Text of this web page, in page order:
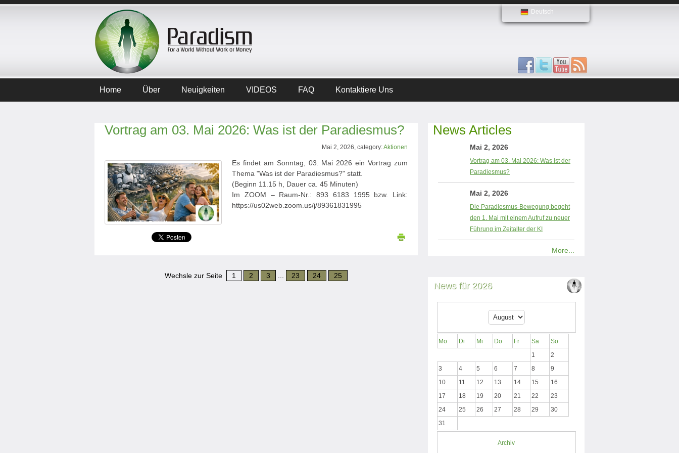
Deutsch
Home Über Neuigkeiten VIDEOS FAQ Kontaktiere Uns
Vortrag am 03. Mai 2026: Was ist der Paradiesmus?
Mai 2, 2026, category:Aktionen
Es findet am Sonntag, 03. Mai 2026 ein Vortrag zum
Thema "Was ist der Paradiesmus?" statt.
(Beginn 11.15 h, Dauer ca. 45 Minuten)
Im ZOOM – Raum-Nr.: 893 6183 1995 bzw. Link:
https://us02web.zoom.us/j/89361831995
Wechsle zur Seite 1 2 3 23 24 25
News Articles
Mai 2, 2026
Vortrag am 03. Mai 2026: Was ist der
Paradiesmus?
Mai 2, 2026
Die Paradiesmus-Bewegung begeht
den 1. Mai mit einem Aufruf zu neuer
Führung im Zeitalter der KI
More...
News für 2026
Mo Di Mi Do Fr Sa
So
1
2
3
4 5 6 7 8
9
10
11 12 13 14 15
16
17
18 19 20 21 22
23
24
25 26 27 28 29
30
31
Archiv